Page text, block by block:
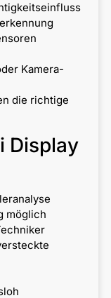
Kamera-
die richtige
Display
möglich